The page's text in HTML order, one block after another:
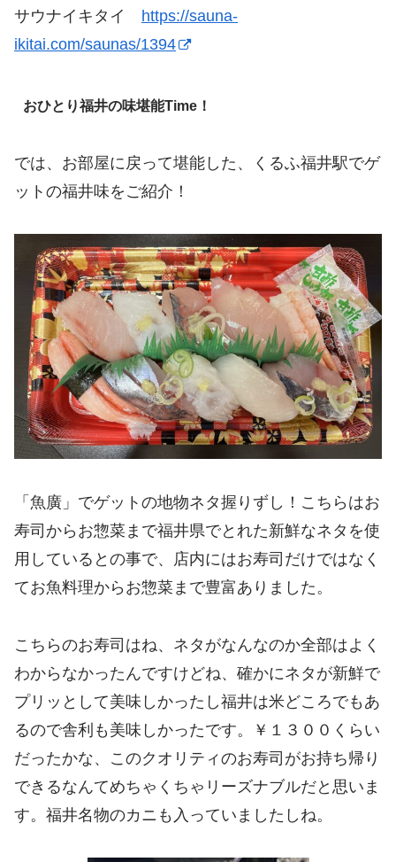
サウナイキタイ https://sauna-
ikitai.com/saunas/1394
おひとり福井の味堪能Time！
では、お部屋に戻って堪能した、くるふ福井駅でゲ
ットの福井味をご紹介！
「魚廣」でゲットの地物ネタ握りずし！こちらはお
寿司からお惣菜まで福井県でとれた新鮮なネタを使
用しているとの事で、店内にはお寿司だけではなく
てお魚料理からお惣菜まで豊富ありました。
こちらのお寿司はね、ネタがなんなのか全部はよく
わからなかったんですけどね、確かにネタが新鮮で
プリッとして美味しかったし福井は米どころでもあ
るので舎利も美味しかったです。￥１３００くらい
だったかな、このクオリティのお寿司がお持ち帰り
できるなんてめちゃくちゃリーズナブルだと思いま
す。福井名物のカニも入っていましたしね。